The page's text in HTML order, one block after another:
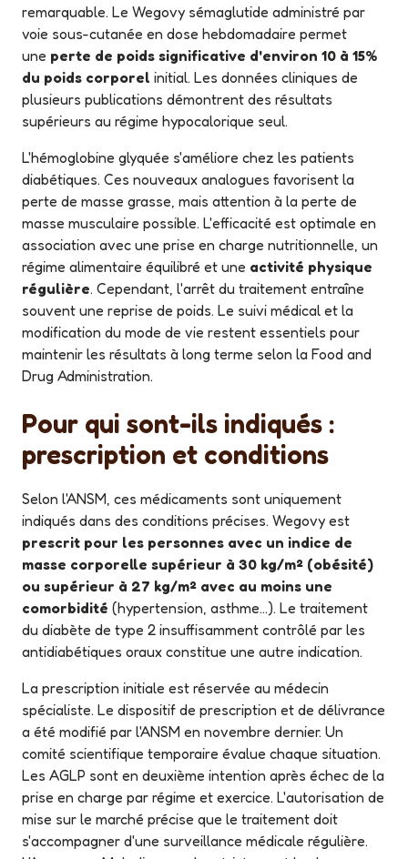
remarquable. Le Wegovy sémaglutide administré par
voie sous-cutanée en dose hebdomadaire permet
une perte de poids significative d'environ 10 à 15%
du poids corporel initial. Les données cliniques de
plusieurs publications démontrent des résultats
supérieurs au régime hypocalorique seul.
L'hémoglobine glyquée s'améliore chez les patients
diabétiques. Ces nouveaux analogues favorisent la
perte de masse grasse, mais attention à la perte de
masse musculaire possible. L'efficacité est optimale en
association avec une prise en charge nutritionnelle, un
régime alimentaire équilibré et une activité physique
régulière. Cependant, l'arrêt du traitement entraîne
souvent une reprise de poids. Le suivi médical et la
modification du mode de vie restent essentiels pour
maintenir les résultats à long terme selon la Food and
Drug Administration.
Pour qui sont-ils indiqués :
prescription et conditions
Selon l'ANSM, ces médicaments sont uniquement
indiqués dans des conditions précises. Wegovy est
prescrit pour les personnes avec un indice de
masse corporelle supérieur à 30 kg/m² (obésité)
ou supérieur à 27 kg/m² avec au moins une
comorbidité (hypertension, asthme...). Le traitement
du diabète de type 2 insuffisamment contrôlé par les
antidiabétiques oraux constitue une autre indication.
La prescription initiale est réservée au médecin
spécialiste. Le dispositif de prescription et de délivrance
a été modifié par l'ANSM en novembre dernier. Un
comité scientifique temporaire évalue chaque situation.
Les AGLP sont en deuxième intention après échec de la
prise en charge par régime et exercice. L'autorisation de
mise sur le marché précise que le traitement doit
s'accompagner d'une surveillance médicale régulière.